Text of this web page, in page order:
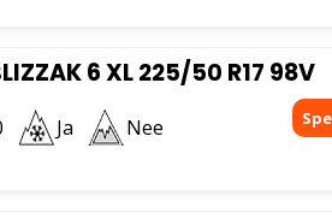
6 XL 225/50 R17 98V
Ja Nee